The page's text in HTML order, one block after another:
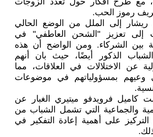
رموز الحب.
إلى الملل من الوضع الحالي
إلى تعزيز "الشحن العاطفي" في
بين الشركاء. ومن الواضح أن هذه
الذكور أيضًا، حيث بان أنهم
عن الاختلالات في العلاقات، مما
بمسؤولياتهم في موضوعات
كاميل فرويدفو ميتيري الغبار عن
والجماعية التي تشمل الشباب من
على أهمية إعادة التفكير في